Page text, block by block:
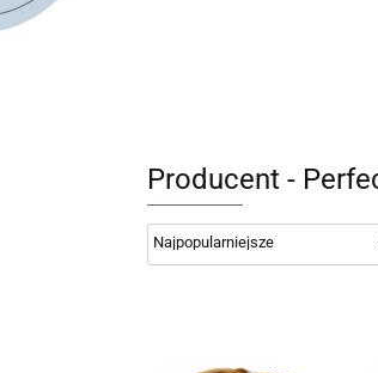
Producent -